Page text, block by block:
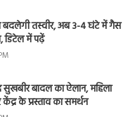
बदलेगी तस्वीर, अब 3-4 घंटे में गैस
डिटेल में पढ़ें
बादल का ऐलान, महिला
के प्रस्ताव का समर्थन